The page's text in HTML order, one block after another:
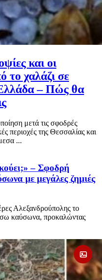
και οι
το χαλάζι σε
– Πώς θα
μετά τις σφοδρές
περιοχές της Θεσσαλίας και
...
– Σφοδρή
με μεγάλες ζημιές
Αλεξανδρούπολης το
καύσωνα, προκαλώντας